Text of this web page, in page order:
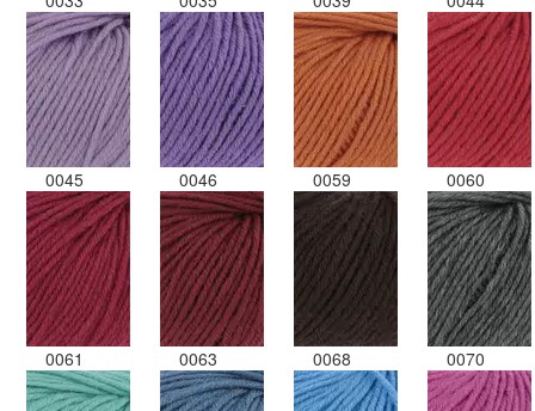
0045 0046 0059 0060
0061 0063 0068 0070